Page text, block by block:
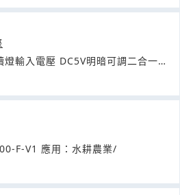
輸入電壓 DC5V明暗可調二合一夜
F-V1 應用：水耕農業/